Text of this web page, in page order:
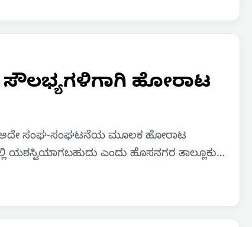
ಹೋರಾಟ
ಅದೇ ಸಂಘ-ಸಂಘಟನೆಯ ಮೂಲಕ ಹೋರಾಟ
ಎಂದು ಹೊಸನಗರ ತಾಲ್ಲೂಕು…